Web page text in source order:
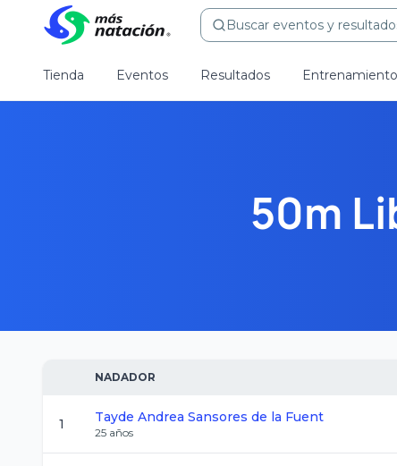
Buscar eventos y
Tienda Eventos Resultados Entrenamiento
50m
NADADOR
1 Tayde Andrea Sansores de la Fuent
25 años